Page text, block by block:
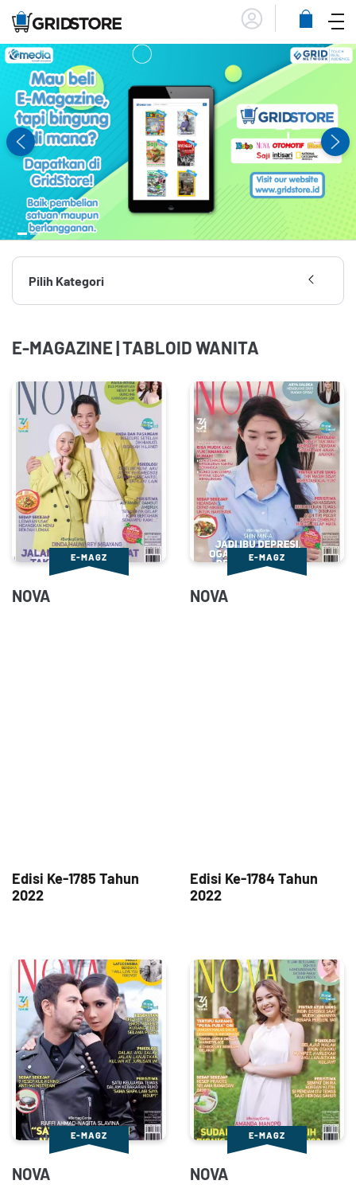
Lihat
Menu
Pilih Kategori
Majalah Pria
Tabloid Otomotif
Cooking
E-MAGAZINE | TABLOID WANITA
E-MAGZ
NOVA
Edisi Ke-1785 Tahun
2022
E-MAGZ
NOVA
Edisi Ke-1784 Tahun
2022
E-MAGZ
NOVA
E-MAGZ
NOVA